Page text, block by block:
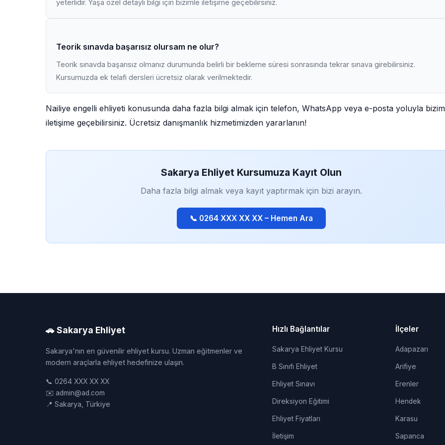
yeterlidir. Yaşa özel detaylı bilgi için bizimle iletişime geçebilirsiniz.
Teorik sınavda başarısız olursam ne olur?
Teorik sınavda başarısız olmanız durumunda belirli bir bekleme süresi sonrasında tekrar sınava girebilirsiniz.
Kursumuzda ek telafi dersleri ücretsiz olarak verilmektedir.
Nailiye engelli ehliyeti konusunda daha fazla bilgi almak için telefon, WhatsApp veya e-posta yoluyla
iletişime geçebilirsiniz. Ücretsiz danışmanlık hizmetimizden yararlanın!
Sakarya Ehliyet Kursumuza Kayıt Olun
Daha fazla bilgi almak veya kayıt yaptırmak için bizi arayın.
📞 0264 XXX XX XX – Hemen Ara
🚗 Sakarya Ehliyet
Sakarya'nın en güvenilir ehliyet kursu. Uzman eğitmenler ve
modern araçlarla ehliyet hedefinize ulaşın.
📞 0264 XXX XX XX
✉️ admin@ad.com
📍 Sakarya, Türkiye
Hızlı Bağlantılar
Sakarya Ehliyet Kursu
B Sınıfı Ehliyet
Ehliyet Sınavı
Direksiyon Eğitimi
Ehliyet Fiyatları
İletişim
İlçeler
Adapazarı
Arifiye
Erenler
Hendek
Karasu
Sapanca